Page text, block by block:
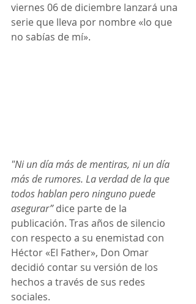
viernes 06 de diciembre lanzará una
serie que lleva por nombre «lo que
no sabías de mí».
"Ni un día más de mentiras, ni un día
más de rumores. La verdad de la que
todos hablan pero ninguno puede
asegurar” dice parte de la
publicación. Tras años de silencio
con respecto a su enemistad con
Héctor «El Father», Don Omar
decidió contar su versión de los
hechos a través de sus redes
sociales.